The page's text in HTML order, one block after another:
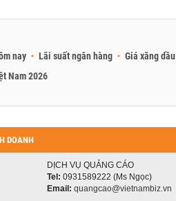
nay Lãi suất ngân hàng
Giá xăng dầu
Nam 2026
DOANH
DỊCH VỤ QUẢNG CÁO
Tel: 0931589222 (Ms Ngọc)
Email: quangcao@vietnambiz.vn